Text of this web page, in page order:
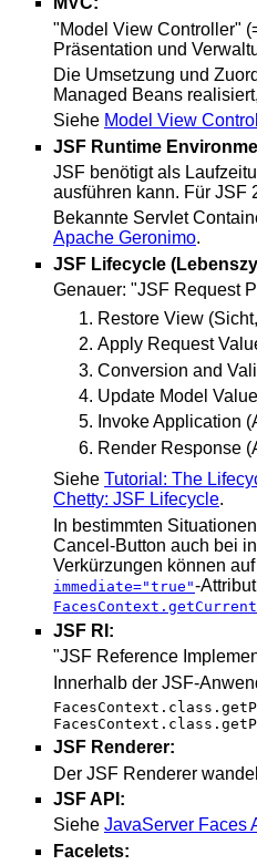
"Model View Controller"
Präsentation und
Die Umsetzung und
Managed Beans
Siehe Model View
JSF Runtime
JSF benötigt als
ausführen kann. Für JSF
Bekannte Servlet
Apache Geronimo.
JSF Lifecycle
Genauer: "JSF Request
Restore View
Apply Request
Conversion and
Update Model
Invoke Application
Render Response
Siehe Tutorial: The
Chetty: JSF Lifecycle.
In bestimmten
Cancel-Button auch bei
Verkürzungen können
immediate="true"-
JSF RI:
"JSF Reference
Innerhalb der JSF-
JSF Renderer:
Der JSF Renderer
JSF API:
Siehe JavaServer Faces
Facelets: